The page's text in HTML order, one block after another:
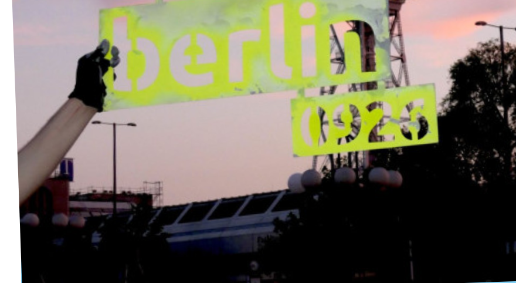
Unterstützungsunterschriften
Mache bei Volt mit!
Deine Spende an Volt Berlin
Newsticker BVV
Jobs bei Volt Deutschland